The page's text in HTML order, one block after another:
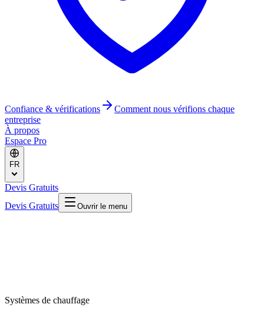
Confiance & vérifications
Comment nous vérifions chaque
entreprise
À propos
Espace Pro
FR
Devis Gratuits
Devis Gratuits
Ouvrir le menu
Systèmes de chauffage